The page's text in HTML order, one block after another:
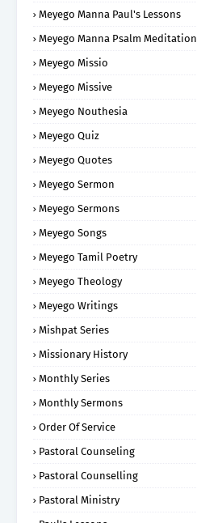
Meyego Manna Paul's Lessons
Meyego Manna Psalm Meditation
Meyego Missio
Meyego Missive
Meyego Nouthesia
Meyego Quiz
Meyego Quotes
Meyego Sermon
Meyego Sermons
Meyego Songs
Meyego Tamil Poetry
Meyego Theology
Meyego Writings
Mishpat Series
Missionary History
Monthly Series
Monthly Sermons
Order Of Service
Pastoral Counseling
Pastoral Counselling
Pastoral Ministry